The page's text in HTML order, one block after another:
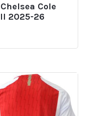
Cole
2025-26